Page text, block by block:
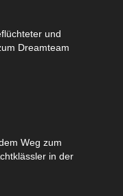
und
Dreamteam
Weg zum
in der